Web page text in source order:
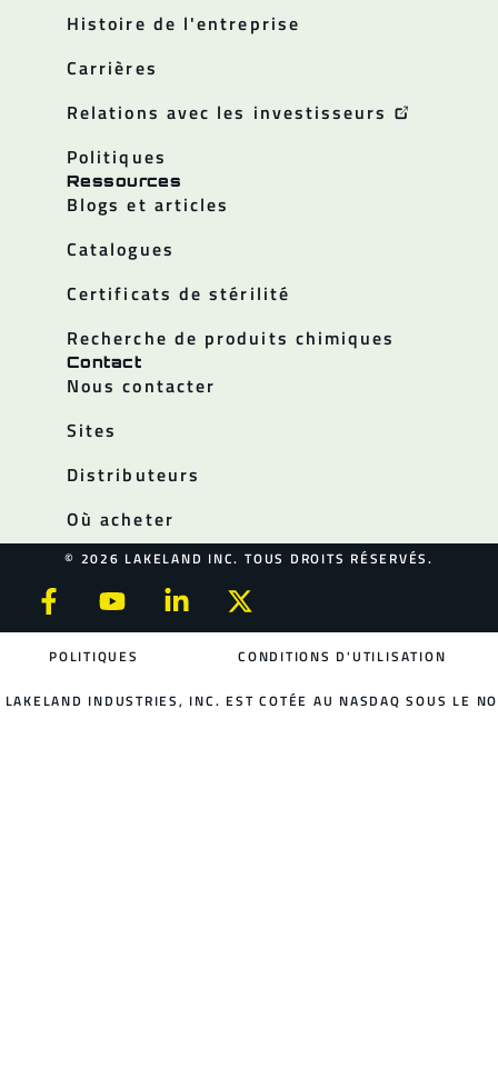
Histoire de l'entreprise
Carrières
Relations avec les investisseurs
Politiques
Ressources
Blogs et articles
Catalogues
Certificats de stérilité
Recherche de produits chimiques
Contact
Nous contacter
Sites
Distributeurs
Où acheter
© 2026 LAKELAND INC. TOUS DROITS RÉSERVÉS.
POLITIQUES CONDITIONS D'UTILISATION
LAKELAND INDUSTRIES, INC. EST COTÉE AU NASDAQ SOUS LE